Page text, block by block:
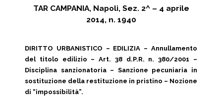
TAR CAMPANIA, Napoli, Sez. 2^ – 4 aprile
2014, n. 1940
DIRITTO URBANISTICO – EDILIZIA – Annullamento
del titolo edilizio – Art. 38 d.P.R. n. 380/2001 –
Disciplina sanzionatoria – Sanzione pecuniaria in
sostituzione della restituzione in pristino – Nozione
di “impossibilità”.